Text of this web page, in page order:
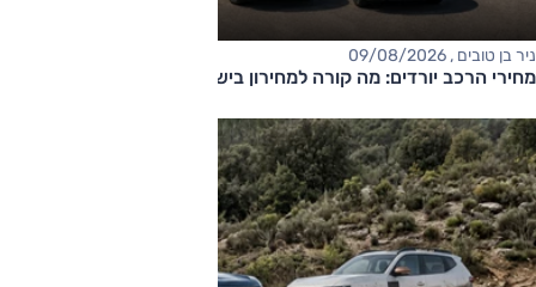
ניר בן טובים , 09/08/2026
מחירי הרכב יורדים: מה קורה למחירון בישראל?